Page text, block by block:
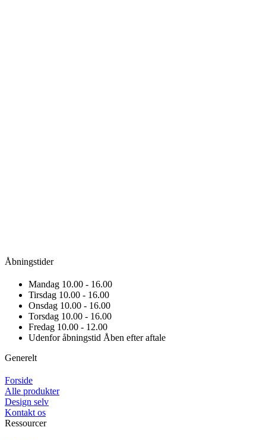
Åbningstider
Mandag 10.00 - 16.00
Tirsdag 10.00 - 16.00
Onsdag 10.00 - 16.00
Torsdag 10.00 - 16.00
Fredag 10.00 - 12.00
Udenfor åbningstid Åben efter aftale
Generelt
Forside
Alle produkter
Design selv
Kontakt os
Ressourcer